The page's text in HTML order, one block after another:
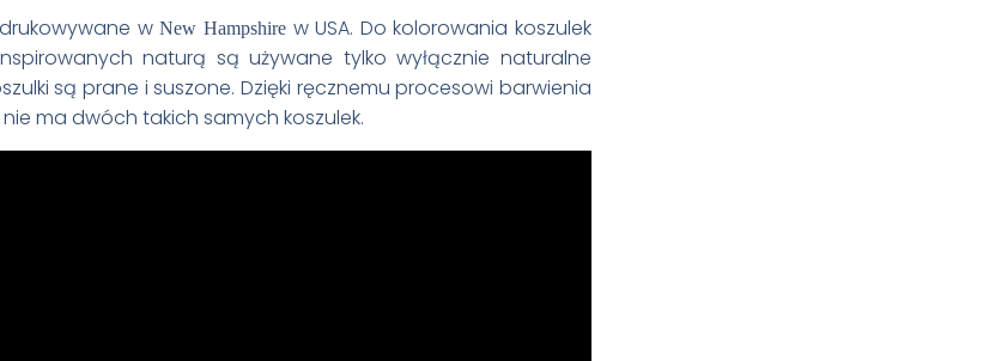
wNew Hampshire w USA. Do kolorowania koszulek
naturą są używane tylko wyłącznie naturalne
są prane i suszone. Dzięki ręcznemu procesowi barwienia
ma dwóch takich samych koszulek.